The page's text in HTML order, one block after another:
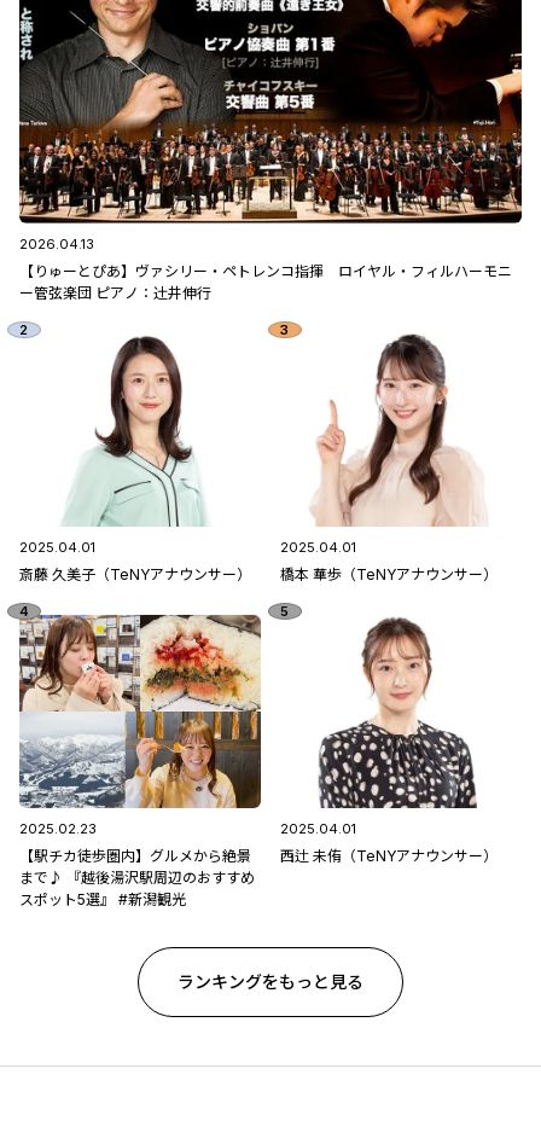
2026.04.13
【りゅーとぴあ】ヴァシリー・ペトレンコ指揮 ロイヤル・フィルハーモニ
ー管弦楽団 ピアノ：辻󠄀井伸行
2025.04.01
斎藤 久美子（TeNYアナウンサー）
2025.04.01
橋本 華歩（TeNYアナウンサー）
2025.02.23
【駅チカ徒歩圏内】グルメから絶景
まで♪ 『越後湯沢駅周辺のおすすめ
スポット5選』 #新潟観光
2025.04.01
西辻 未侑（TeNYアナウンサー）
ランキングをもっと見る